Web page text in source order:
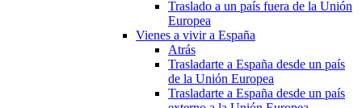
Traslado a un país fuera de la Unión
Europea
Vienes a vivir a España
Atrás
Trasladarte a España desde un país
de la Unión Europea
Trasladarte a España desde un país